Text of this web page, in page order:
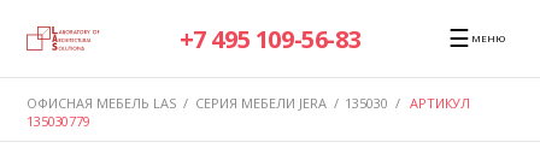
+7 495 109-56-83 ☰ МЕНЮ
ОФИСНАЯ МЕБЕЛЬ LAS / СЕРИЯ МЕБЕЛИ JERA / 135030 / АРТИКУЛ
135030779